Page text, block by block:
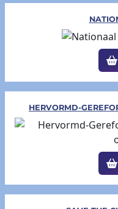
HERVORMD-